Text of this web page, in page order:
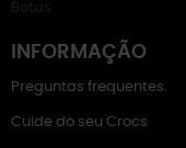
Botas
INFORMAÇÃO
Preguntas frequentes
Cuide do seu Crocs